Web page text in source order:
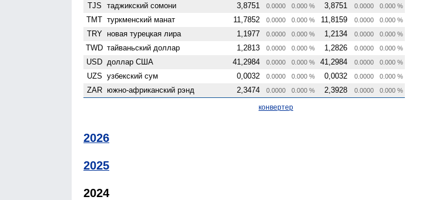
TJS таджикский сомони 3,8751 0.0000 0.000 % 3,8751 0.0000 0.000 %
TMT туркменский манат 11,7852 0.0000 0.000 % 11,8159 0.0000 0.000 %
TRY новая турецкая лира 1,1977 0.0000 0.000 % 1,2134 0.0000 0.000 %
TWD тайваньский доллар 1,2813 0.0000 0.000 % 1,2826 0.0000 0.000 %
USD доллар США 41,2984 0.0000 0.000 % 41,2984 0.0000 0.000 %
UZS узбекский сум 0,0032 0.0000 0.000 % 0,0032 0.0000 0.000 %
ZAR южно-африканский рэнд 2,3474 0.0000 0.000 % 2,3928 0.0000 0.000 %
конвертер
2026
2025
2024